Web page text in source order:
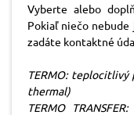
Vyberte alebo
Pokiaľ niečo nebude
zadáte kontaktné
TERMO:
thermal)
TERMO